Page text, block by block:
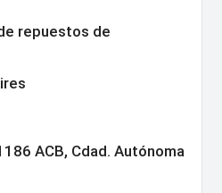
repuestos de
ACB, Cdad. Autónoma